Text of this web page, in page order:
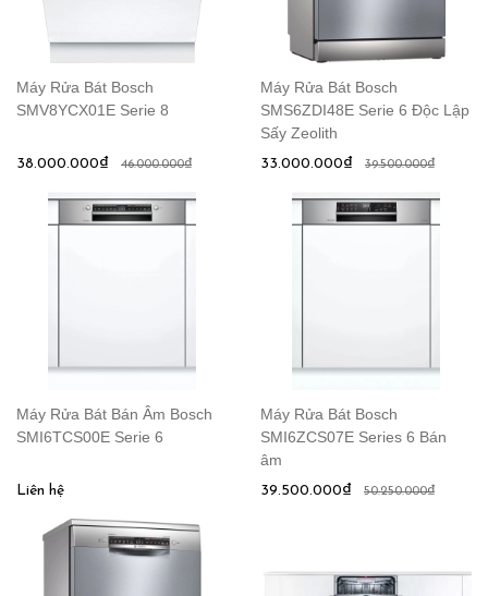
Máy Rửa Bát Bosch
SMV8YCX01E Serie 8
38.000.000₫ 46.000.000₫
Máy Rửa Bát Bosch
SMS6ZDI48E Serie 6 Độc Lập
Sấy Zeolith
33.000.000₫ 39.500.000₫
Máy Rửa Bát Bán Âm Bosch
SMI6TCS00E Serie 6
Liên hệ
Máy Rửa Bát Bosch
SMI6ZCS07E Series 6 Bán
âm
39.500.000₫ 50.250.000₫